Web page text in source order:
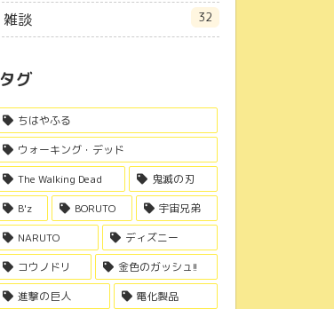
雑談 32
タグ
ちはやふる
ウォーキング・デッド
The Walking Dead
鬼滅の刃
B'z
BORUTO
宇宙兄弟
NARUTO
ディズニー
コウノドリ
金色のガッシュ!!
進撃の巨人
電化製品